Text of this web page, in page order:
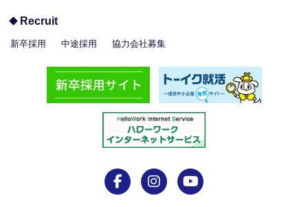
Recruit
新卒採用 中途採用 協力会社募集